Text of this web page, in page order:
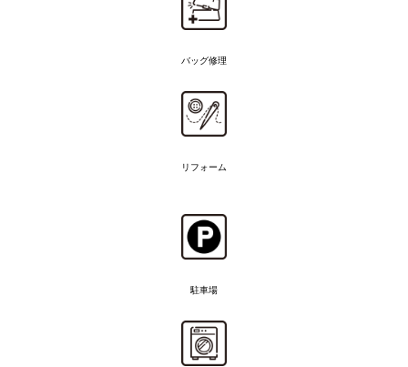
バッグ修理
リフォーム
駐車場